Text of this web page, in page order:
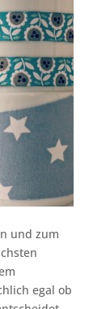
und zum
egal ob